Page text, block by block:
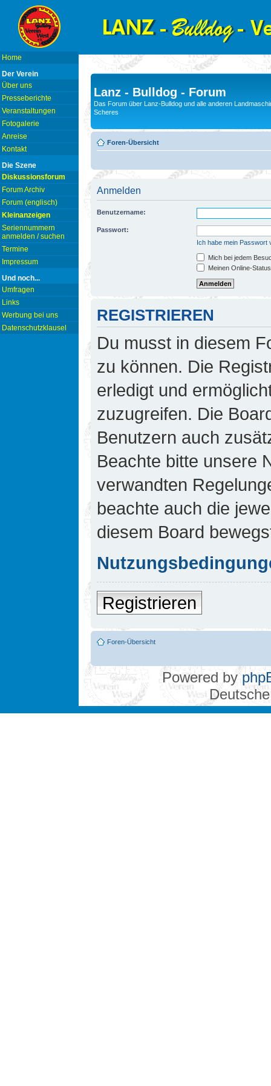
Home
Der Verein
Über uns
Presseberichte
Veranstaltungen
Fotogalerie
Anreise
Kontakt
Die Szene
Diskussionsforum
Forum Archiv
Forum (englisch)
Kleinanzeigen
Seriennummern
anmelden / suchen
Termine
Impressum
Und noch...
Umfragen
Links
Werbung bei uns
Datenschutzklausel
Lanz - Bulldog - Forum
Das Forum über Lanz-Bulldog und alle anderen
Scheres
Foren-Übersicht
Anmelden
Benutzername:
Passwort:
Ich habe mein Passwort
Mich bei jedem
Meinen Online-
REGISTRIEREN
Du musst in diesem
zu können. Die
erledigt und
zuzugreifen. Die
Benutzern auch
Beachte bitte unsere
verwandten
beachte auch die
diesem Board
Registrieren
Foren-Übersicht
Powered by